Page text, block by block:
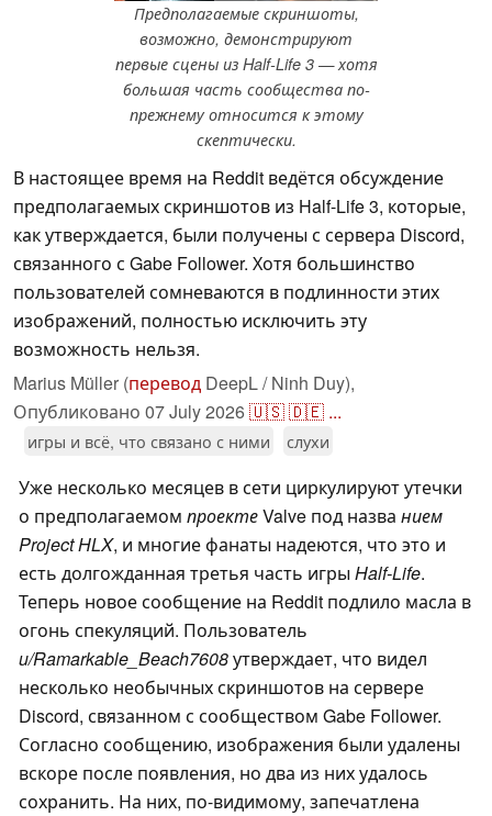
Предполагаемые скриншоты,
возможно, демонстрируют
первые сцены из Half-Life 3 — хотя
большая часть сообщества по-
прежнему относится к этому
скептически.
В настоящее время на Reddit ведётся обсуждение
предполагаемых скриншотов из Half-Life 3, которые,
как утверждается, были получены с сервера Discord,
связанного с Gabe Follower. Хотя большинство
пользователей сомневаются в подлинности этих
изображений, полностью исключить эту
возможность нельзя.
Marius Müller (перевод DeepL / Ninh Duy),
Опубликовано 07 July 2026🇺🇸🇩🇪 ...
игры и всё, что связано с ними слухи
Уже несколько месяцев в сети циркулируют утечки
о предполагаемом проектеValve под назва нием
Project HLX, и многие фанаты надеются, что это и
есть долгожданная третья часть игры Half-Life.
Теперь новое сообщение на Reddit подлило масла в
огонь спекуляций. Пользователь
u/Ramarkable_Beach7608утверждает, что видел
несколько необычных скриншотов на сервере
Discord, связанном с сообществом Gabe Follower.
Согласно сообщению, изображения были удалены
вскоре после появления, но два из них удалось
сохранить. На них, по-видимому, запечатлена